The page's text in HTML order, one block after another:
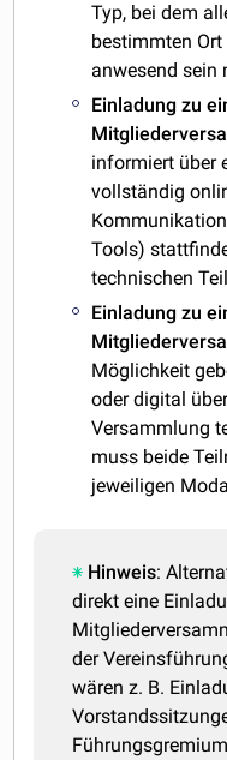
Typ, bei dem
bestimmten
anwesend sein
Einladung zu
informiert über
vollständig
Tools)
technischen
Einladung zu
Möglichkeit
oder digital
Versammlung
muss beide
jeweiligen
Hinweis:
direkt eine
der
wären z. B.